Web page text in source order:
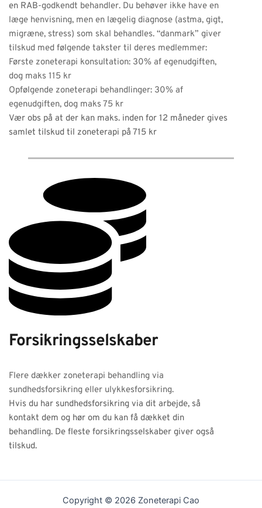
en RAB-godkendt behandler. Du behøver ikke have en
læge henvisning, men en lægelig diagnose (astma, gigt,
migræne, stress) som skal behandles. “danmark” giver
tilskud med følgende takster til deres medlemmer:
Første zoneterapi konsultation: 30% af egenudgiften,
dog maks 115 kr
Opfølgende zoneterapi behandlinger: 30% af
egenudgiften, dog maks 75 kr
Vær obs på at der kan maks. inden for 12 måneder gives
samlet tilskud til zoneterapi på 715 kr
Forsikringsselskaber
Flere dækker zoneterapi behandling via
sundhedsforsikring eller ulykkesforsikring.
Hvis du har sundhedsforsikring via dit arbejde, så
kontakt dem og hør om du kan få dækket din
behandling. De fleste forsikringsselskaber giver også
tilskud.
Copyright © 2026 Zoneterapi Cao